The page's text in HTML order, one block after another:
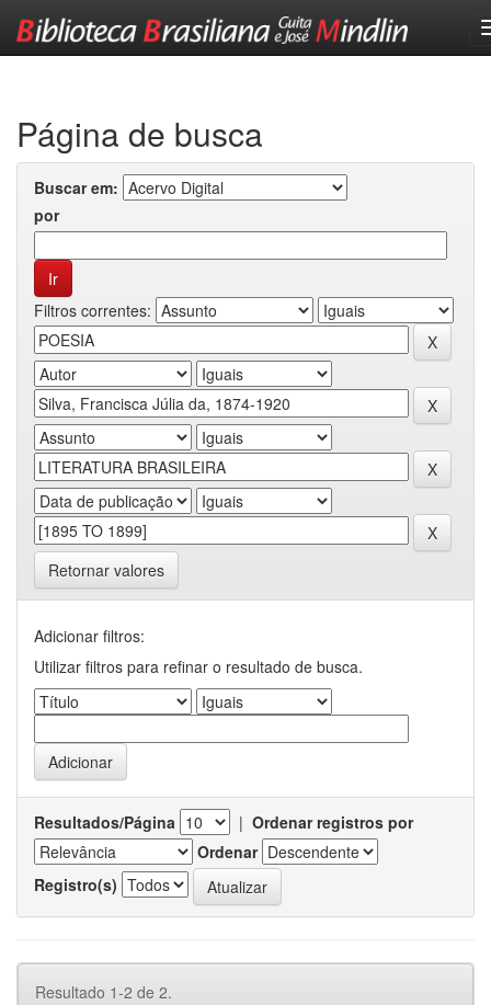
Página de busca
Buscar em:
por
Filtros correntes:
Retornar valores
Adicionar filtros:
Utilizar filtros para refinar o resultado de busca.
Resultados/Página | Ordenar registros por
Ordenar
Registro(s)
Resultado 1-2 de 2.